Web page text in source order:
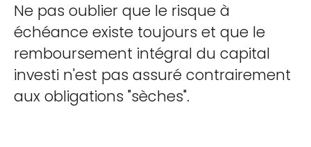
Ne pas oublier que le risque à
échéance existe toujours et que le
remboursement intégral du capital
investi n'est pas assuré contrairement
aux obligations "sèches".